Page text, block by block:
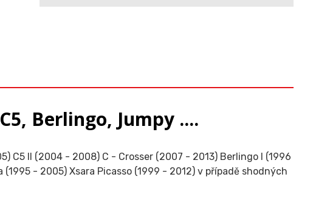
Berlingo, Jumpy ....
C5 II (2004 - 2008) C - Crosser (2007 - 2013) Berlingo I (1996
- 2005) Xsara Picasso (1999 - 2012) v případě shodných